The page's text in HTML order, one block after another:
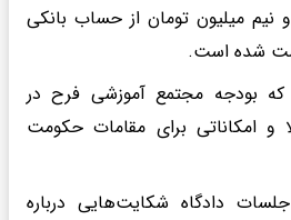
نیم میلیون تومان از حساب بانکی
شده است.
که بودجه مجتمع آموزشی فرح در
امکاناتی برای مقامات حکومت
دادگاه شکایت‌هایی درباره